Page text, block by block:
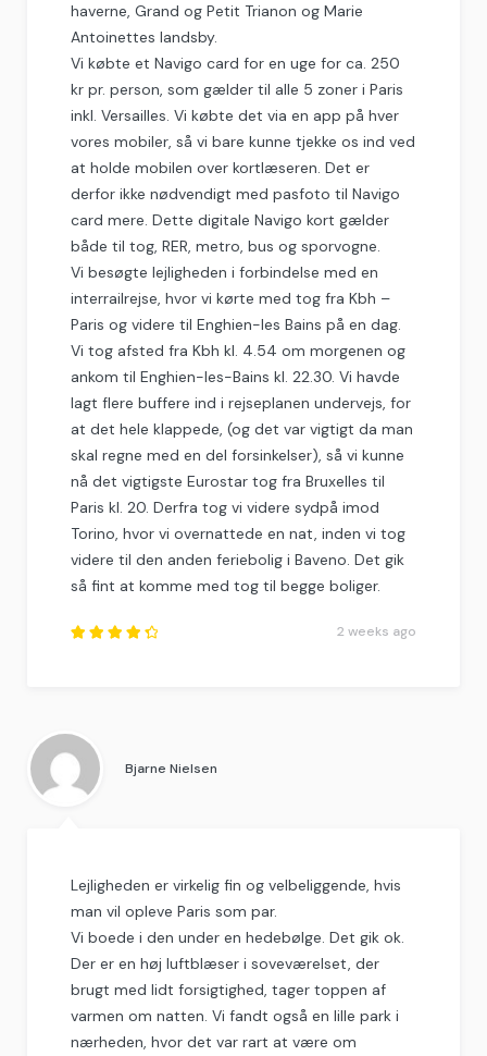
haverne, Grand og Petit Trianon og Marie
Antoinettes landsby.
Vi købte et Navigo card for en uge for ca. 250
kr pr. person, som gælder til alle 5 zoner i Paris
inkl. Versailles. Vi købte det via en app på hver
vores mobiler, så vi bare kunne tjekke os ind ved
at holde mobilen over kortlæseren. Det er
derfor ikke nødvendigt med pasfoto til Navigo
card mere. Dette digitale Navigo kort gælder
både til tog, RER, metro, bus og sporvogne.
Vi besøgte lejligheden i forbindelse med en
interrailrejse, hvor vi kørte med tog fra Kbh –
Paris og videre til Enghien-les Bains på en dag.
Vi tog afsted fra Kbh kl. 4.54 om morgenen og
ankom til Enghien-les-Bains kl. 22.30. Vi havde
lagt flere buffere ind i rejseplanen undervejs, for
at det hele klappede, (og det var vigtigt da man
skal regne med en del forsinkelser), så vi kunne
nå det vigtigste Eurostar tog fra Bruxelles til
Paris kl. 20. Derfra tog vi videre sydpå imod
Torino, hvor vi overnattede en nat, inden vi tog
videre til den anden feriebolig i Baveno. Det gik
så fint at komme med tog til begge boliger.
2 weeks ago
Bjarne Nielsen
Lejligheden er virkelig fin og velbeliggende, hvis
man vil opleve Paris som par.
Vi boede i den under en hedebølge. Det gik ok.
Der er en høj luftblæser i soveværelset, der
brugt med lidt forsigtighed, tager toppen af
varmen om natten. Vi fandt også en lille park i
nærheden, hvor det var rart at være om